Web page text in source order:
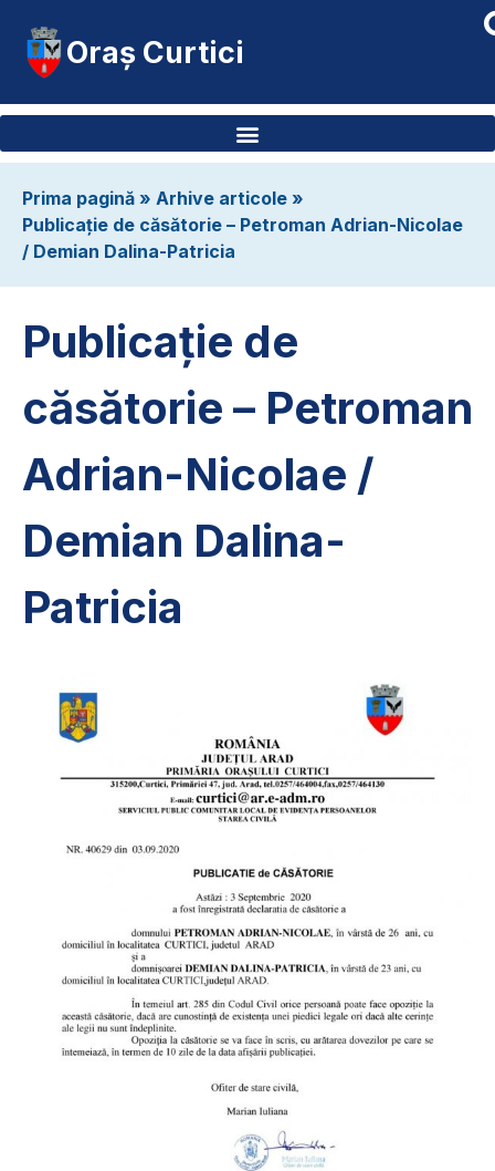
Oraș Curtici
Prima pagină » Arhive articole »
Publicație de căsătorie – Petroman Adrian-Nicolae
/ Demian Dalina-Patricia
Publicație de
căsătorie – Petroman
Adrian-Nicolae /
Demian Dalina-
Patricia